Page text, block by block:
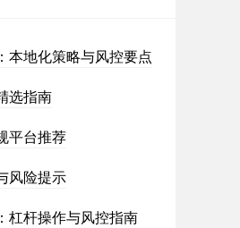
本地化策略与风控要点
选指南
平台推荐
风险提示
杠杆操作与风控指南